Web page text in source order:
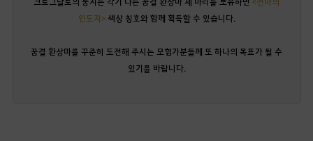
인도자>색상 칭호와 함께 획득할 수 있습니다.
꿈결 환상마를 꾸준히 도전해 주시는 모험가분들께 또 하나의 목표가 될 수
있기를 바랍니다.